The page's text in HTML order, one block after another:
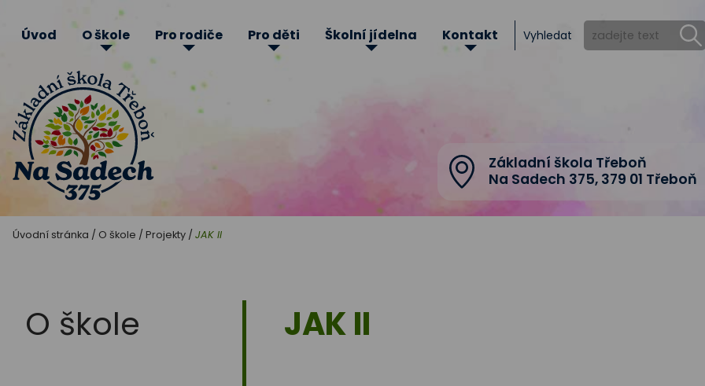
Základní
Třeboň
Základní škola Třeboň
Na Sadech 375,379 01 Třeboň
Úvod O škole Pro rodiče Pro děti Školní jídelna Kontakt Vyhledat
Úvodní stránka / O škole / Projekty / JAK II
JAK II
O škole